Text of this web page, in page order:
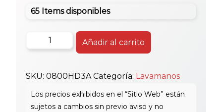
65 Items disponibles
Huida
Apricot
S/Ped.
Hd3
cantidad
Añadir al carrito
SKU: 0800HD3A Categoría: Lavamanos